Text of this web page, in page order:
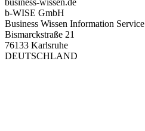
b-WISE GmbH
Business Wissen Information Service
Bismarckstraße 21
76133 Karlsruhe
DEUTSCHLAND